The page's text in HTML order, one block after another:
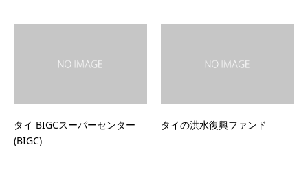
タイ BIGCスーパーセンター
(BIGC)
タイの洪水復興ファンド